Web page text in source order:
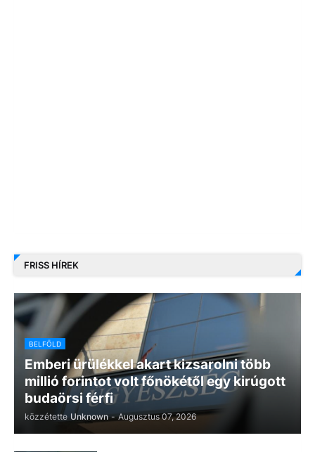
FRISS HÍREK
BELFÖLD
Emberi ürülékkel akart kizsarolni több
millió forintot volt főnökétől egy kirúgott
budaörsi férfi
közzétette Unknown - Augusztus 07, 2026